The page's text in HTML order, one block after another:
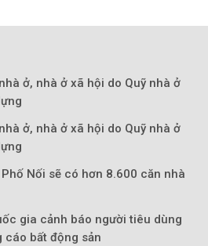
ở, nhà ở xã hội do Quỹ nhà ở
ở, nhà ở xã hội do Quỹ nhà ở
Nối sẽ có hơn 8.600 căn nhà
gia cảnh báo người tiêu dùng
cáo bất động sản